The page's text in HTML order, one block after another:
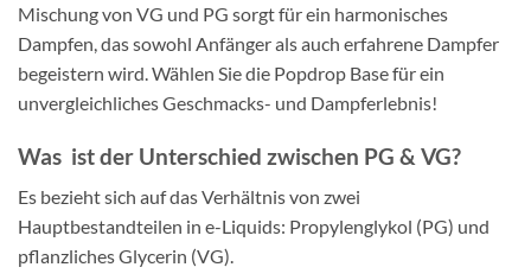
Mischung von VG und PG sorgt für ein harmonisches
Dampfen, das sowohl Anfänger als auch erfahrene Dampfer
begeistern wird. Wählen Sie die Popdrop Base für ein
unvergleichliches Geschmacks- und Dampferlebnis!
Was ist der Unterschied zwischen PG & VG?
Es bezieht sich auf das Verhältnis von zwei
Hauptbestandteilen in e-Liquids: Propylenglykol (PG) und
pflanzliches Glycerin (VG).